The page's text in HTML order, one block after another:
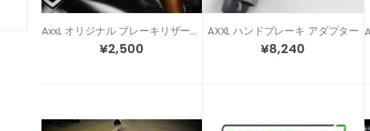
AxxL オリジナル ブレーキリザーバーカバーセット
¥2,500
AXXL ハンドブレーキ アダプター
¥8,240